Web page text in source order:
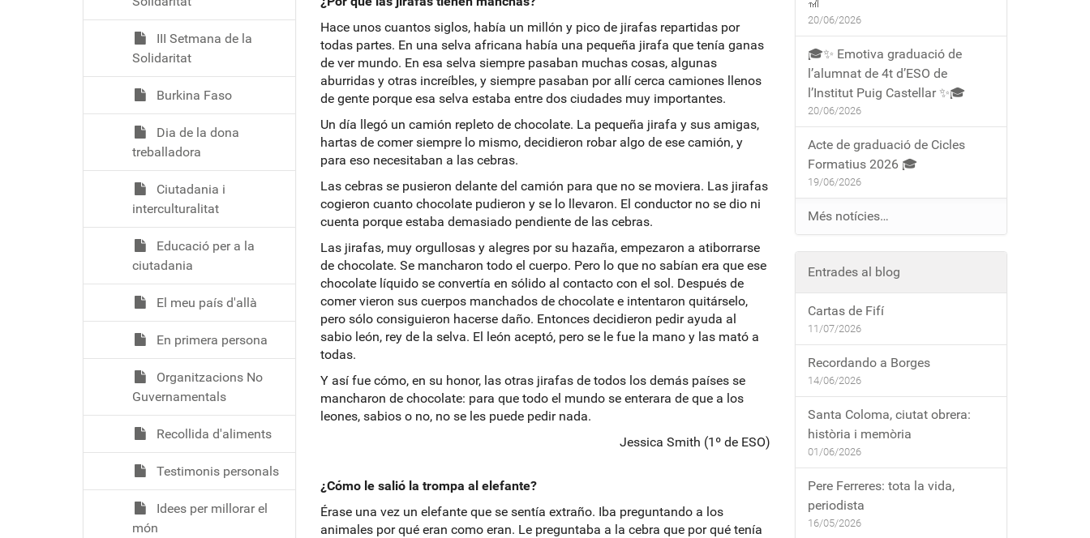
Hace unos cuantos siglos, había un millón y pico de jirafas repartidas por
todas partes. En una selva africana había una pequeña jirafa que tenía ganas
de ver mundo. En esa selva siempre pasaban muchas cosas, algunas
aburridas y otras increíbles, y siempre pasaban por allí cerca camiones llenos
de gente porque esa selva estaba entre dos ciudades muy importantes.
Un día llegó un camión repleto de chocolate. La pequeña jirafa y sus amigas,
hartas de comer siempre lo mismo, decidieron robar algo de ese camión, y
para eso necesitaban a las cebras.
Las cebras se pusieron delante del camión para que no se moviera. Las jirafas
cogieron cuanto chocolate pudieron y se lo llevaron. El conductor no se dio ni
cuenta porque estaba demasiado pendiente de las cebras.
Las jirafas, muy orgullosas y alegres por su hazaña, empezaron a atiborrarse
de chocolate. Se mancharon todo el cuerpo. Pero lo que no sabían era que ese
chocolate líquido se convertía en sólido al contacto con el sol. Después de
comer vieron sus cuerpos manchados de chocolate e intentaron quitárselo,
pero sólo consiguieron hacerse daño. Entonces decidieron pedir ayuda al
sabio león, rey de la selva. El león aceptó, pero se le fue la mano y las mató a
todas.
Y así fue cómo, en su honor, las otras jirafas de todos los demás países se
mancharon de chocolate: para que todo el mundo se enterara de que a los
leones, sabios o no, no se les puede pedir nada.
Jessica Smith (1º de ESO)
¿Cómo le salió la trompa al elefante?
Érase una vez un elefante que se sentía extraño. Iba preguntando a los
animales por qué eran como eran. Le preguntaba a la cebra que por qué tenía
III Setmana de la
Solidaritat
Burkina Faso
Dia de la dona
treballadora
Ciutadania i
interculturalitat
Educació per a la
ciutadania
El meu país d'allà
En primera persona
Organitzacions No
Guvernamentals
Recollida d'aliments
Testimonis personals
Idees per millorar el
món
20/06/2026
🎓✨ Emotiva graduació de
l’alumnat de 4t d’ESO de
l’Institut Puig Castellar ✨🎓
20/06/2026
Acte de graduació de Cicles
Formatius 2026 🎓
19/06/2026
Més notícies…
Entrades al blog
Cartas de Fifí
11/07/2026
Recordando a Borges
14/06/2026
Santa Coloma, ciutat obrera:
història i memòria
01/06/2026
Pere Ferreres: tota la vida,
periodista
16/05/2026